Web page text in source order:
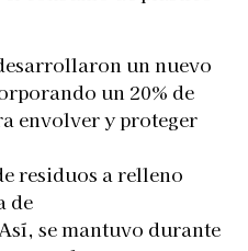
un nuevo
un 20% de
envolver y proteger
residuos a relleno
de
se mantuvo durante